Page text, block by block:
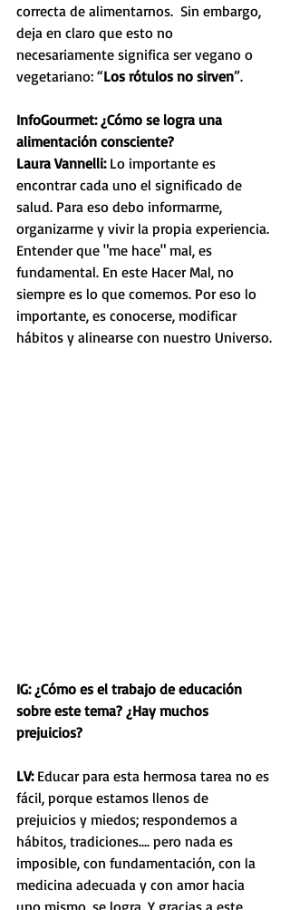
correcta de alimentarnos.  Sin embargo,
deja en claro que esto no
necesariamente significa ser vegano o
vegetariano: “Los rótulos no sirven”.
InfoGourmet: ¿Cómo se logra una
alimentación consciente?
Laura Vannelli: Lo importante es
encontrar cada uno el significado de
salud. Para eso debo informarme,
organizarme y vivir la propia experiencia.
Entender que "me hace" mal, es
fundamental. En este Hacer Mal, no
siempre es lo que comemos. Por eso lo
importante, es conocerse, modificar
hábitos y alinearse con nuestro Universo.
IG: ¿Cómo es el trabajo de educación
sobre este tema? ¿Hay muchos
prejuicios?
LV: Educar para esta hermosa tarea no es
fácil, porque estamos llenos de
prejuicios y miedos; respondemos a
hábitos, tradiciones.... pero nada es
imposible, con fundamentación, con la
medicina adecuada y con amor hacia
uno mismo, se logra. Y gracias a este